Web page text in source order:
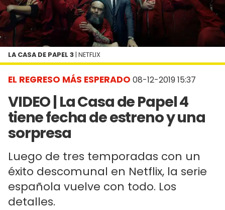
EL REGRESO MÁS ESPERADO 08-12-2019 15:37
VIDEO | La Casa de Papel 4
tiene fecha de estreno y una
sorpresa
Luego de tres temporadas con un
éxito descomunal en Netflix, la serie
española vuelve con todo. Los
detalles.
LA CASA DE PAPEL 3 | NETFLIX